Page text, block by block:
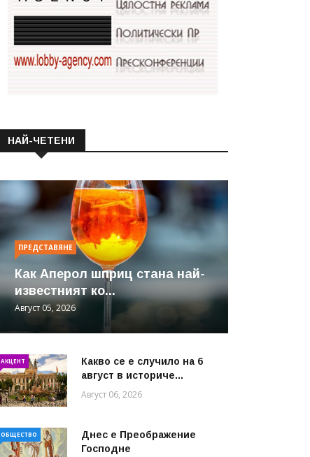
НАЙ-ЧЕТЕНИ
ПРЕДСТАВЯНЕ
Как Аперол шприц стана най-
известният ко...
Август 05, 2026
АКЦЕНТ
Какво се е случило на 6
август в историче...
Август 06, 2026
ОБЩЕСТВО
Днес е Преображение
Господне